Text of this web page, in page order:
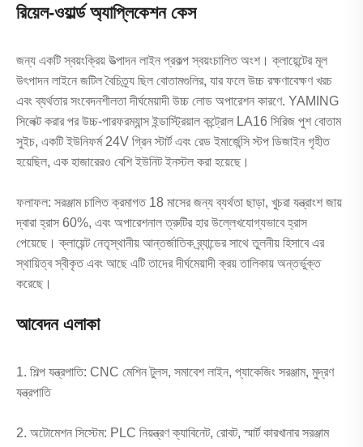
রিয়েল-ওয়ার্ল্ড অ্যাপ্লিকেশন কেস
জন্য একটি স্বয়ংক্রিয় উত্পাদন লাইন প্রকল্প স্বয়ংচালিত অংশ। ক্লায়েন্টের মূল
উৎপাদন লাইনে জটিল বৈচিত্র্য ছিল বোতামগুলির, যার ফলে উচ্চ রক্ষণাবেক্ষণ খরচ
এবং ব্যর্থতার সংবেদনশীলতা দীর্ঘমেয়াদী উচ্চ লোড অপারেশন কারণে. YAMING
সিলেক্ট করার পর উচ্চ-পারফরম্যান্স ইন্ডাস্ট্রিয়াল কন্ট্রোল LA16 সিরিজ পুশ বোতাম
সুইচ, একটি ইউনিফর্ম 24V গ্রিন স্টার্ট এবং রেড ইমার্জেন্সি স্টপ ডিজাইন গৃহীত
হয়েছিল, এক হাজারেরও বেশি ইউনিট ইনস্টল করা হয়েছে।
ফলাফল: সরঞ্জাম চালিত ক্রমাগত 18 মাসের জন্য ব্যর্থতা ছাড়া, খুচরা যন্ত্রাংশ জায়
দ্বারা হ্রাস 60%, এবং অপারেশনাল ত্রুটির হার উল্লেখযোগ্যভাবে হ্রাস
পেয়েছে। ক্লায়েন্ট নেতৃস্থানীয় আন্তর্জাতিক ব্র্যান্ডের সাথে তুলনীয় হিসাবে এর
স্থায়িত্ব স্বীকৃত এবং আছে এটি তাদের দীর্ঘমেয়াদী ক্রয় তালিকায় অন্তর্ভুক্ত
করেছে।
আবেদন এলাকা
1. শিল্প যন্ত্রপাতি: CNC মেশিন টুলস, সমাবেশ লাইন, প্যাকেজিং সরঞ্জাম, মুদ্রণ
যন্ত্রপাতি
2. অটোমেশন সিস্টেম: PLC নিয়ন্ত্রণ ক্যাবিনেট, রোবট, স্মার্ট কারখানার সরঞ্জাম